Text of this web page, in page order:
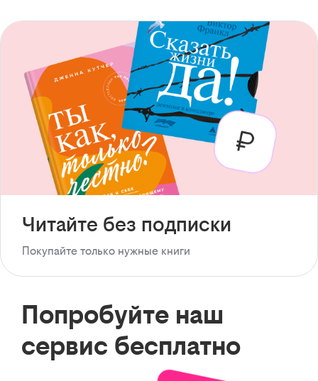
Читайте без подписки
Покупайте только нужные книги
Попробуйте наш
сервис бесплатно